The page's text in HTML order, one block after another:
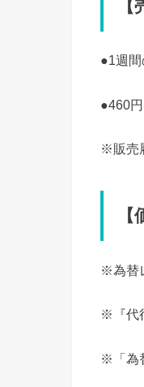
●1週
●460
※販売
※為替
※『代
※「為